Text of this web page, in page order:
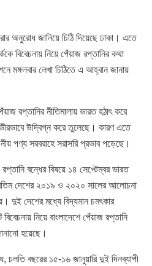
অনুরোধ জানিয়ে চিঠি দিয়েছে ঢাকা। এতে
বিবেচনায় নিয়ে পেঁয়াজ রপ্তানির কথা
মঙ্গলবার লেখা চিঠিতে এ আহ্বান জানায়
রপ্তানির নীতিমালায় ভারত হঠাৎ করে
উদ্বিগ্ন করে তুলেছে। কারণ এতে
পণ্য সরবরাহে সরাসরি প্রভাব পড়েছে।
বন্ধের বিষয়ে ১৪ সেপ্টেম্বর ভারত
দেশের ২০১৯ ও ২০২০ সালের আলোচনা
দুই দেশের মধ্যে বিদ্যমান চমৎকার
নিয়ে বাংলাদেশে পেঁয়াজ রপ্তানি
হয়েছে।
চলতি বছরের ১৫-১৬ জানুয়ারি দুই দিনব্যাপী